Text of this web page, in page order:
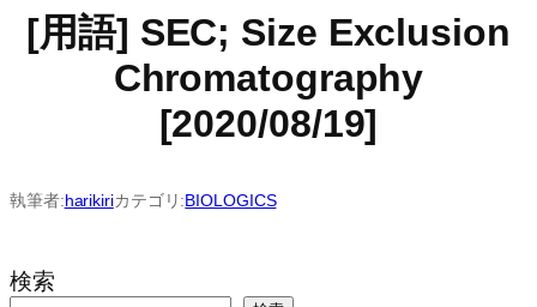
[用語] SEC; Size Exclusion
Chromatography
[2020/08/19]
執筆者:harikiriカテゴリ:BIOLOGICS
検索